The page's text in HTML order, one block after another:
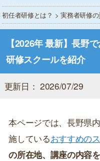
初任者研修とは？ >実務者研修
【2026年 最新】長野
研修スクールを紹介
更新日： 2026/07/29
本ページでは、長野県
施しているおすすめの
の所在地、講座の内容